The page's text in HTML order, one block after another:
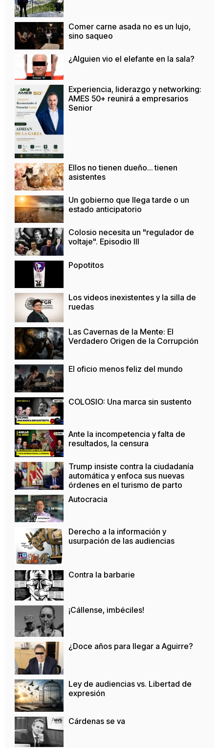
Comer carne asada no es un lujo,
sino saqueo
¿Alguien vio el elefante en la sala?
Experiencia, liderazgo y networking:
AMES 50+ reunirá a empresarios
Senior
Ellos no tienen dueño… tienen
asistentes
Un gobierno que llega tarde o un
estado anticipatorio
Colosio necesita un "regulador de
voltaje". Episodio III
Popotitos
Los videos inexistentes y la silla de
ruedas
Las Cavernas de la Mente: El
Verdadero Origen de la Corrupción
El oficio menos feliz del mundo
COLOSIO: Una marca sin sustento
Ante la incompetencia y falta de
resultados, la censura
Trump insiste contra la ciudadanía
automática y enfoca sus nuevas
órdenes en el turismo de parto
Autocracia
Derecho a la información y
usurpación de las audiencias
Contra la barbarie
¡Cállense, imbéciles!
¿Doce años para llegar a Aguirre?
Ley de audiencias vs. Libertad de
expresión
Cárdenas se va